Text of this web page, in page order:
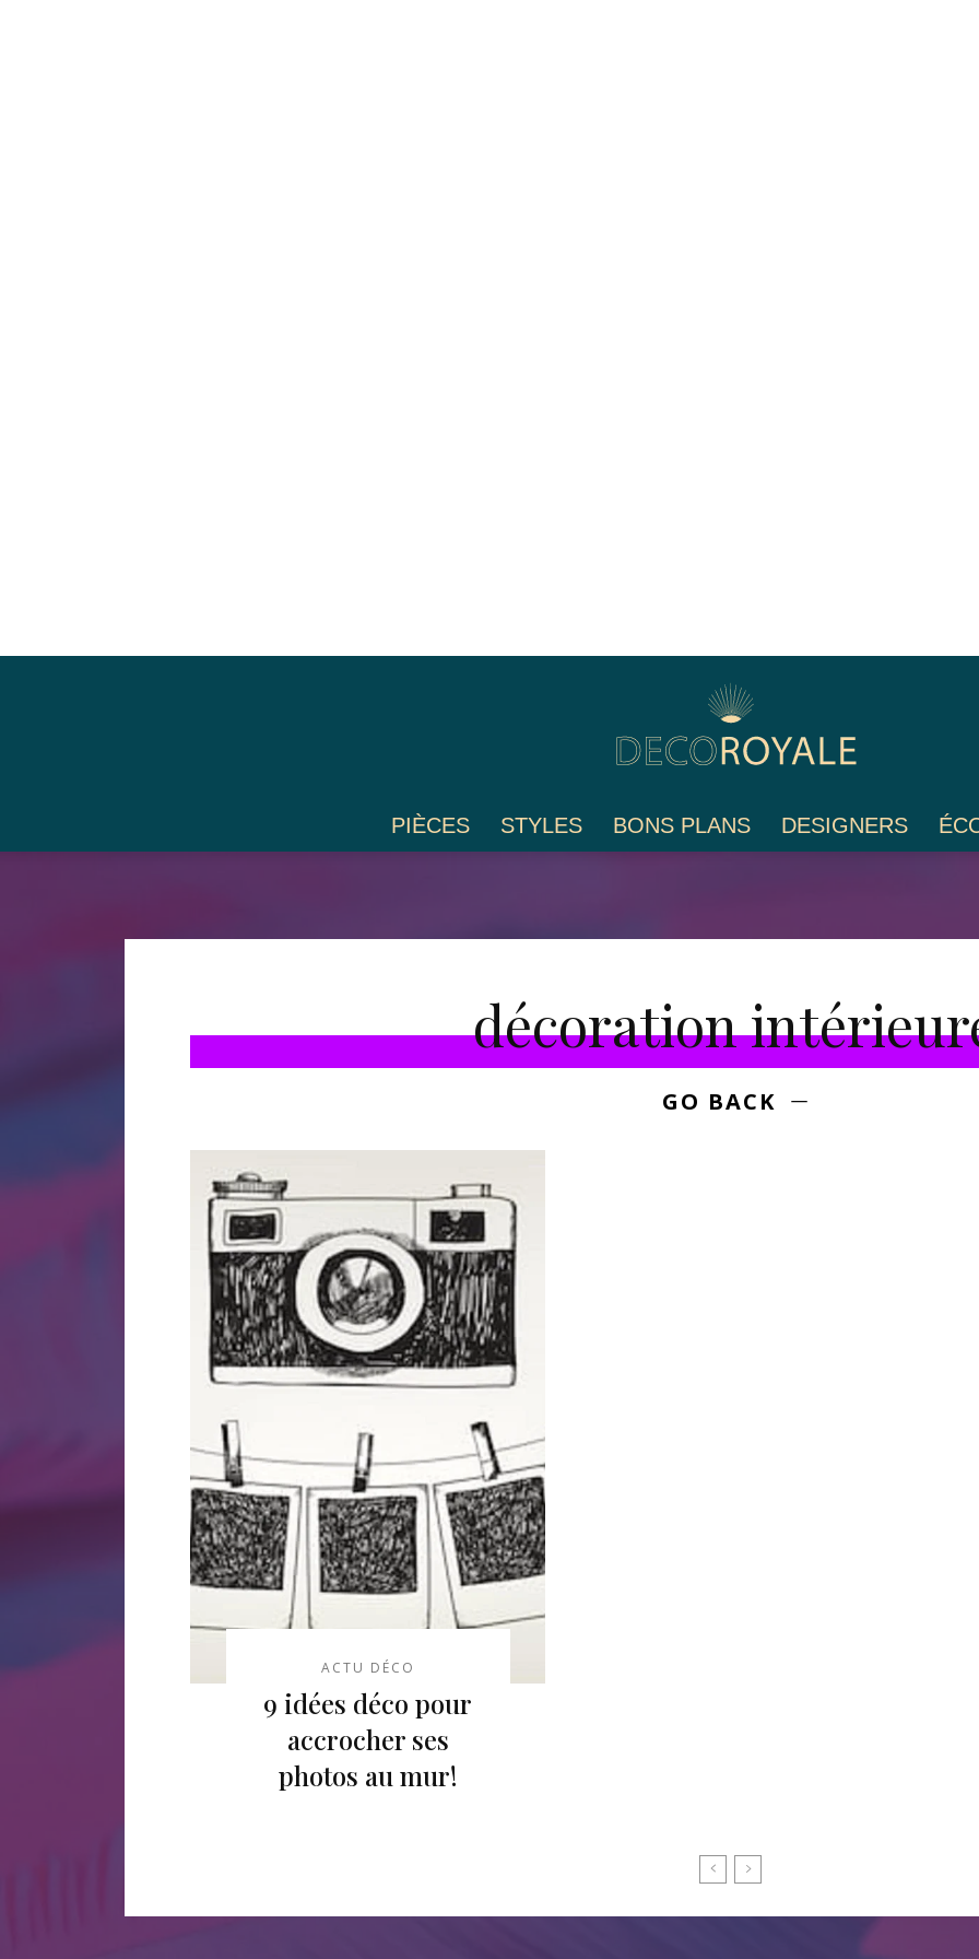
Déco
PIÈCES STYLES BONS PLANS DESIGNERS
décoration
GO BACK
ACTU DÉCO
9 idées déco pour
accrocher ses
photos au mur!